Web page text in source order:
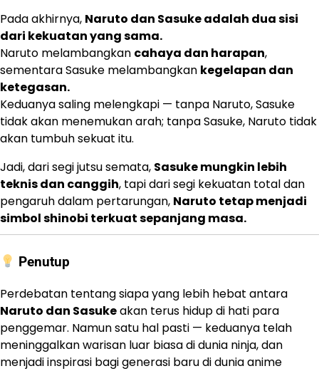
Pada akhirnya, Naruto dan Sasuke adalah dua sisi
dari kekuatan yang sama.
Naruto melambangkan cahaya dan harapan,
sementara Sasuke melambangkan kegelapan dan
ketegasan.
Keduanya saling melengkapi — tanpa Naruto, Sasuke
tidak akan menemukan arah; tanpa Sasuke, Naruto tidak
akan tumbuh sekuat itu.
Jadi, dari segi jutsu semata, Sasuke mungkin lebih
teknis dan canggih, tapi dari segi kekuatan total dan
pengaruh dalam pertarungan, Naruto tetap menjadi
simbol shinobi terkuat sepanjang masa.
Penutup
Perdebatan tentang siapa yang lebih hebat antara
Naruto dan Sasukeakan terus hidup di hati para
penggemar. Namun satu hal pasti — keduanya telah
meninggalkan warisan luar biasa di dunia ninja, dan
menjadi inspirasi bagi generasi baru di dunia anime